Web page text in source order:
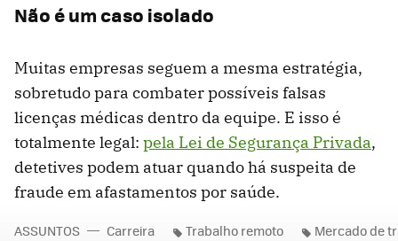
Não é um caso isolado
Muitas empresas seguem a mesma estratégia,
sobretudo para combater possíveis falsas
licenças médicas dentro da equipe. E isso é
totalmente legal: pela Lei de Segurança Privada,
detetives podem atuar quando há suspeita de
fraude em afastamentos por saúde.
ASSUNTOS Carreira Trabalho remoto Mercado de